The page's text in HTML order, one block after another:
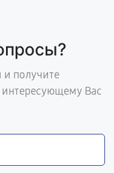
получите
интересующему Вас